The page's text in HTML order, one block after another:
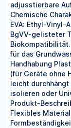
adjusstierbare
Chemische
EVA: Ethyl-Vinyl-
BgVV-gelisteter
für das
Handhabung
(für Geräte ohne
leicht
isolieren oder
Produkt-
Flexibles